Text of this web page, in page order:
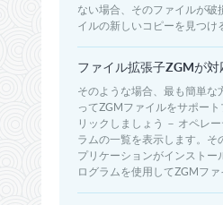
ない場合、そのファイルが
イルの新しいコピーを見つけ
ファイル拡張子ZGMが
そのような場合、最も簡単な
ってZGMファイルをサポー
リックしましょう － オペレ
ラムの一覧を表示します。そ
プリケーションがインスト
ログラムを使用してZGMファ